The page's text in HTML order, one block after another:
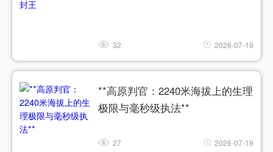
32 2026-07-19
**高原判官：2240米海拔上的生理
极限与毫秒级执法**
27 2026-07-19